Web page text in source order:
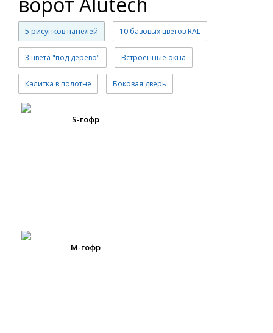
5 рисунков панелей 10 базовых цветов RAL
3 цвета "под дерево" Встроенные окна
Калитка в полотне Боковая дверь
S-гофр
М-гофр